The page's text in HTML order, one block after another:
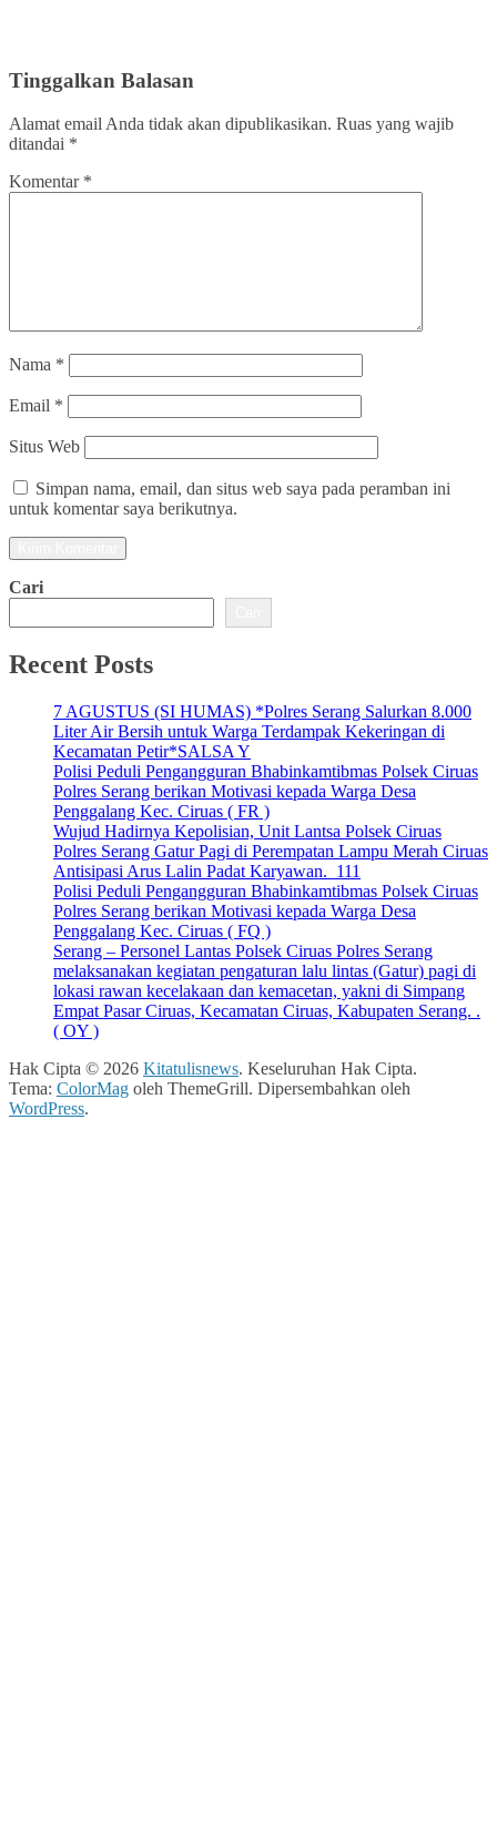
Tinggalkan Balasan
Alamat email Anda tidak akan dipublikasikan. Ruas yang wajib
ditandai *
Komentar *
Nama *
Email *
Situs Web
Simpan nama, email, dan situs web saya pada peramban ini
untuk komentar saya berikutnya.
Cari
Recent Posts
7 AGUSTUS (SI HUMAS) *Polres Serang Salurkan 8.000
Liter Air Bersih untuk Warga Terdampak Kekeringan di
Kecamatan Petir*SALSA Y
Polisi Peduli Pengangguran Bhabinkamtibmas Polsek Ciruas
Polres Serang berikan Motivasi kepada Warga Desa
Penggalang Kec. Ciruas ( FR )
Wujud Hadirnya Kepolisian, Unit Lantsa Polsek Ciruas
Polres Serang Gatur Pagi di Perempatan Lampu Merah Ciruas
Antisipasi Arus Lalin Padat Karyawan. 111
Polisi Peduli Pengangguran Bhabinkamtibmas Polsek Ciruas
Polres Serang berikan Motivasi kepada Warga Desa
Penggalang Kec. Ciruas ( FQ )
Serang – Personel Lantas Polsek Ciruas Polres Serang
melaksanakan kegiatan pengaturan lalu lintas (Gatur) pagi di
lokasi rawan kecelakaan dan kemacetan, yakni di Simpang
Empat Pasar Ciruas, Kecamatan Ciruas, Kabupaten Serang. .
( OY )
Hak Cipta © 2026 Kitatulisnews. Keseluruhan Hak Cipta.
Tema: ColorMag oleh ThemeGrill. Dipersembahkan oleh
WordPress.